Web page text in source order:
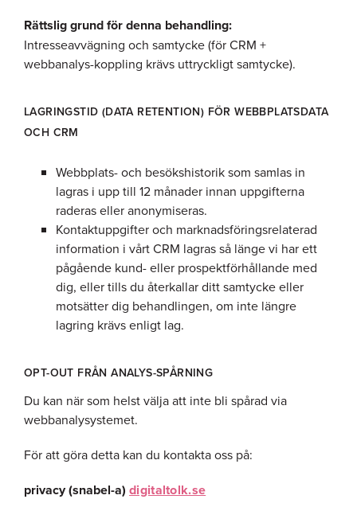
Rättslig grund för denna behandling:
Intresseavvägning och samtycke (för CRM +
webbanalys-koppling krävs uttryckligt samtycke).
LAGRINGSTID (DATA RETENTION) FÖR WEBBPLATSDATA
OCH CRM
Webbplats- och besökshistorik som samlas in
lagras i upp till 12 månader innan uppgifterna
raderas eller anonymiseras.
Kontaktuppgifter och marknadsföringsrelaterad
information i vårt CRM lagras så länge vi har ett
pågående kund- eller prospektförhållande med
dig, eller tills du återkallar ditt samtycke eller
motsätter dig behandlingen, om inte längre
lagring krävs enligt lag.
OPT-OUT FRÅN ANALYS-SPÅRNING
Du kan när som helst välja att inte bli spårad via
webbanalysystemet.
För att göra detta kan du kontakta oss på:
privacy (snabel-a) digitaltolk.se